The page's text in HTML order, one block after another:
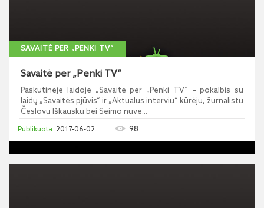
SAVAITĖ PER „PENKI TV“
Savaitė per „Penki TV“
Paskutinėje laidoje „Savaitė per „Penki TV“ – pokalbis su
laidų „Savaitės pjūvis“ ir „Aktualus interviu“ kūrėju, žurnalistu
Česlovu Iškausku bei Seimo nuve...
2017-06-02 98